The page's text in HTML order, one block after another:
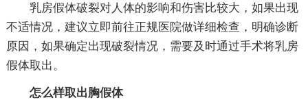
乳房假体破裂对人体的影响和伤害比较大，如果出现
不适情况，建议立即前往正规医院做详细检查，明确诊断
原因，如果确定出现破裂情况，需要及时通过手术将乳房
假体取出。
怎么样取出胸假体